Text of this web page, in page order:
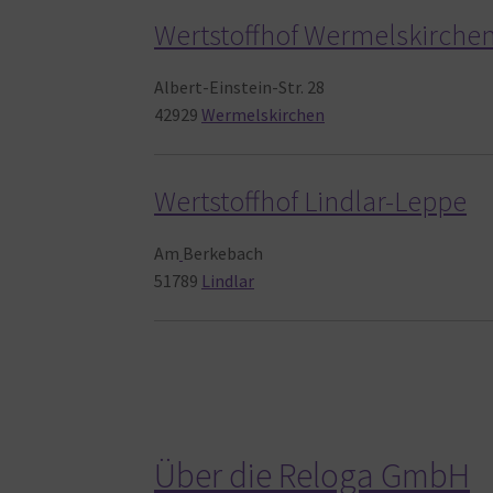
Wertstoffhof
Albert-Einstein-Str. 28
42929Wermelskirchen
Wertstoffhof Lindlar-Leppe
Am Berkebach
51789 Lindlar
Über die Reloga GmbH